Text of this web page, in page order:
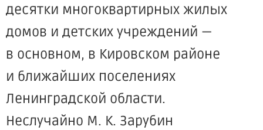
десятки многоквартирных жилых
домов и детских учреждений —
в основном, в Кировском районе
и ближайших поселениях
Ленинградской области.
Неслучайно М. К. Зарубин